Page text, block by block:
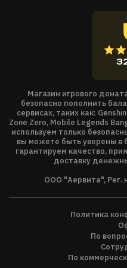
перенос сохранений из
Магазин игрового
безопасно пополнить
сервисах, таких как:
Zone Zero, Mobile Legends
используем только
вы можете быть уверены в
гарантируем качество,
доставку
ООО "Аервита",
Политика
По
По